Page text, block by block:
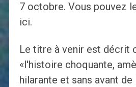
7 octobre. Vous pouvez
ici.
Le titre à venir est décrit
«l'histoire choquante,
hilarante et sans avant